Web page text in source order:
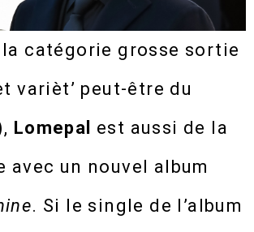
la catégorie grosse sortie
varièt’ peut-être du
Lomepal est aussi de la
avec un nouvel album
. Si le single de l’album